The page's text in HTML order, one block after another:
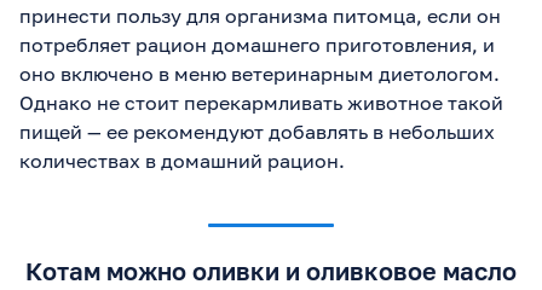
принести пользу для организма питомца, если он
потребляет рацион домашнего приготовления, и
оно включено в меню ветеринарным диетологом.
Однако не стоит перекармливать животное такой
пищей — ее рекомендуют добавлять в небольших
количествах в домашний рацион.
Котам можно оливки и оливковое масло